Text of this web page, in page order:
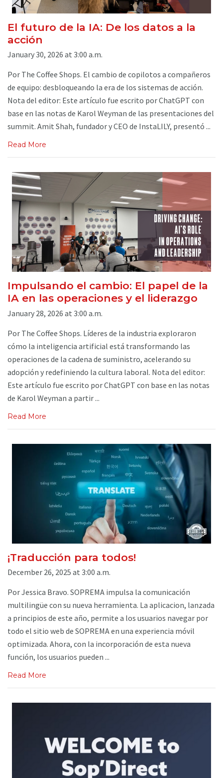
El futuro de la IA: De los datos a la
acción
January 30, 2026 at 3:00 a.m.
Por The Coffee Shops. El cambio de copilotos a compañeros
de equipo: desbloqueando la era de los sistemas de acción.
Nota del editor: Este artículo fue escrito por ChatGPT con
base en las notas de Karol Weyman de las presentaciones del
summit. Amit Shah, fundador y CEO de InstaLILY, presentó ...
Read More
Impulsando el cambio: El papel de la
IA en las operaciones y el liderazgo
January 28, 2026 at 3:00 a.m.
Por The Coffee Shops. Líderes de la industria exploraron
cómo la inteligencia artificial está transformando las
operaciones de la cadena de suministro, acelerando su
adopción y redefiniendo la cultura laboral. Nota del editor:
Este artículo fue escrito por ChatGPT con base en las notas
de Karol Weyman a partir ...
Read More
¡Traducción para todos!
December 26, 2025 at 3:00 a.m.
Por Jessica Bravo. SOPREMA impulsa la comunicación
multilingüe con su nueva herramienta. La aplicacion, lanzada
a principios de este año, permite a los usuarios navegar por
todo el sitio web de SOPREMA en una experiencia móvil
optimizada. Ahora, con la incorporación de esta nueva
función, los usuarios pueden ...
Read More